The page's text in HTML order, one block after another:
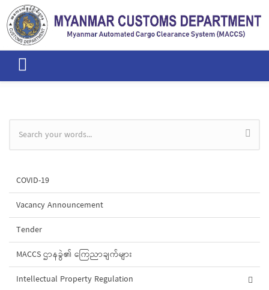
Skip to main content
Search form
COVID-19
Vacancy Announcement
Tender
MACCS ဌာနခွဲ၏ ကြေညာချက်များ
Intellectual Property Regulation